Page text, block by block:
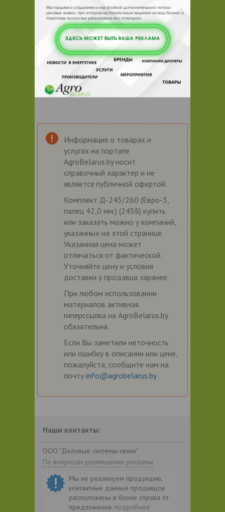
Информация о товарах и
услугах на портале
AgroBelarus.by носит
справочный характер и не
является публичной офертой.
Комплект Д-245/260 (Евро-3,
палец 42,0 мм.) (245Б) купить
или заказать можно у компаний,
указанных на этой странице.
Указанная цена может
отличаться от фактической.
Уточняйте цену и условия
доставки у продавца заранее.
При любом использовании
материалов активная
гиперссылка на AgroBelarus.by
обязательна.
Если Вы заметили неточность
или ошибку в описании или цене,
пожалуйста, сообщите нам на
почту info@agrobelarus.by .
Наши контакты:
ООО "Деловые системы связи"
По вопросам размещения рекламы
Мы не реализуем продукцию,
контактные данные продавцов
расположены в блоке справа от
предложения. подробнее